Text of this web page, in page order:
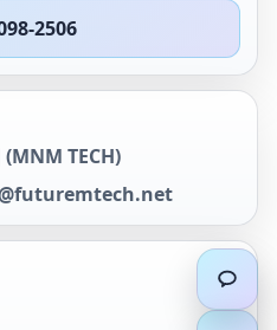
2506
(MNM TECH)